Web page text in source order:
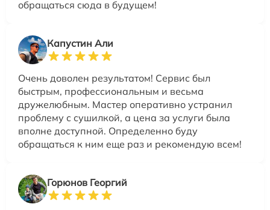
обращаться сюда в будущем!
Капустин Али
Очень доволен результатом! Сервис был
быстрым, профессиональным и весьма
дружелюбным. Мастер оперативно устранил
проблему с сушилкой, а цена за услуги была
вполне доступной. Определенно буду
обращаться к ним еще раз и рекомендую всем!
Горюнов Георгий